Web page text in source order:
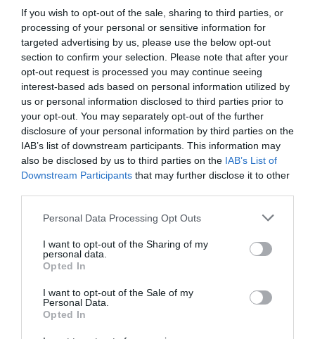
If you wish to opt-out of the sale, sharing to third parties, or
processing of your personal or sensitive information for
targeted advertising by us, please use the below opt-out
section to confirm your selection. Please note that after your
opt-out request is processed you may continue seeing
interest-based ads based on personal information utilized by
us or personal information disclosed to third parties prior to
your opt-out. You may separately opt-out of the further
disclosure of your personal information by third parties on the
IAB’s list of downstream participants. This information may
also be disclosed by us to third parties on the IAB’s List of
Downstream Participants that may further disclose it to other
Personal Data Processing Opt Outs
I want to opt-out of the Sharing of my
personal data.
Opted In
I want to opt-out of the Sale of my
Personal Data.
Opted In
clubes de LaLiga, Liga F y Primera Rfef; 200 clubes de
ligas europeas; 22 clubes de ACB y Primera FEB y 80
clubes de Euroliga, Eurocup, BCL, Euroliga y Eurocup
femeninas.
La plataforma también contabiliza la asistencia a
todos los eventos deportivos, de entretenimiento y
música en España, así como más de 23.000 contratos
de patrocinio en el mercado español y otros 7.000
contratos de las ligas europeas y norteamericanas de
fútbol y baloncesto, segmentados por competición,
tipología de activos, marcas, categorías de producto y
valor económico aproximado de cada acuerdo. Si
quieres más información, contacta con nosotros a
Añadir2Playbookcomo fuente preferida de Google
Mantente informado con las últimas noticias de actualidad.
Compartir